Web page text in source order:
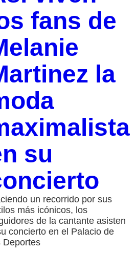
fans de
la
su
un recorrido por sus
más icónicos, los
de la cantante asisten
concierto en el Palacio de
Deportes